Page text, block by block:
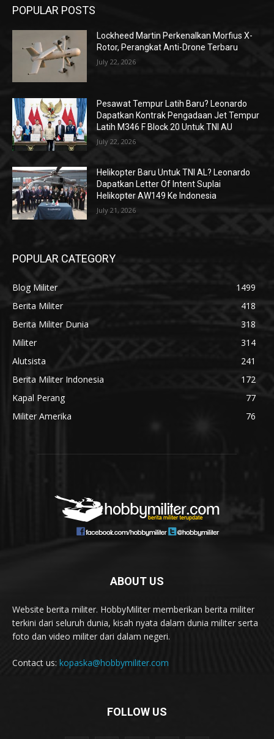
POPULAR POSTS
Lockheed Martin Perkenalkan Morfius X-
Rotor, Perangkat Anti-Drone Terbaru
July 22, 2026
Pesawat Tempur Latih Baru? Leonardo
Dapatkan Kontrak Pengadaan Jet Tempur
Latih M346 F Block 20 Untuk TNI AU
July 22, 2026
Helikopter Baru Untuk TNI AL? Leonardo
Dapatkan Letter Of Intent Suplai
Helikopter AW149 Ke Indonesia
July 21, 2026
POPULAR CATEGORY
Blog Militer
1499
Berita Militer
418
Berita Militer Dunia
318
Militer
314
Alutsista
241
Berita Militer Indonesia
172
Kapal Perang
77
Militer Amerika
76
ABOUT US
Website berita militer. HobbyMiliter memberikan berita militer
terkini dari seluruh dunia, kisah nyata dalam dunia militer serta
foto dan video militer dari dalam negeri.
Contact us: kopaska@hobbymiliter.com
FOLLOW US